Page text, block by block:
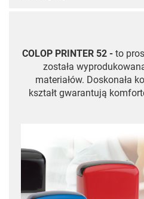
COLOP PRINTER 52 - to
została
materiałów. Doskonała
kształt gwarantują